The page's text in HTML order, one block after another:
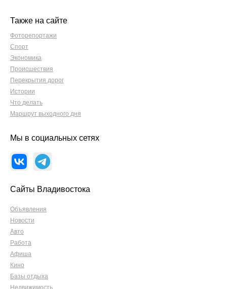
Также на сайте
Фоторепортажи
Спорт
Экономика
Происшествия
Перекрытия дорог
Истории
Что делать
Маршрут выходного дня
Мы в социальных сетях
Сайты Владивостока
Объявления
Новости
Авто
Работа
Афиша
Кино
Базы отдыха